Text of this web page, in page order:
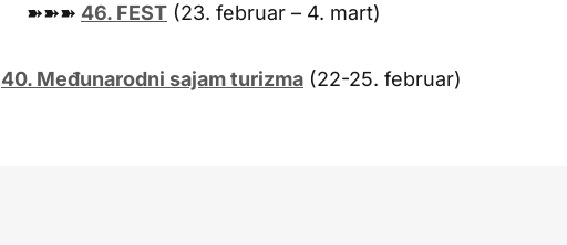
➽➽➽ 46. FEST (23. februar – 4. mart)
40. Međunarodni sajam turizma (22-25. februar)